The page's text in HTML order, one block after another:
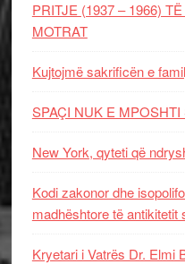
PRITJE (1937 – 1966)
MOTRAT
Kujtojmë sakrificën e
SPAÇI NUK E MPOSHTI
New York, qyteti që
Kodi zakonor dhe
madhështore të antikitetit
Kryetari i Vatrës Dr. Elmi